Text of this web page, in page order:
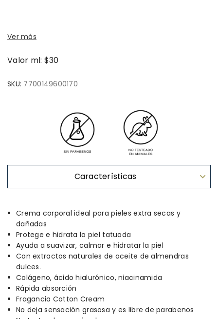
Ver más
Valor ml: $30
SKU: 7700149600170
Características
Crema corporal ideal para pieles extra secas y
dañadas
Protege e hidrata la piel tatuada
Ayuda a suavizar, calmar e hidratar la piel
Con extractos naturales de aceite de almendras
dulces.
Colágeno, ácido hialurónico, niacinamida
Rápida absorción
Fragancia Cotton Cream
No deja sensación grasosa y es libre de parabenos